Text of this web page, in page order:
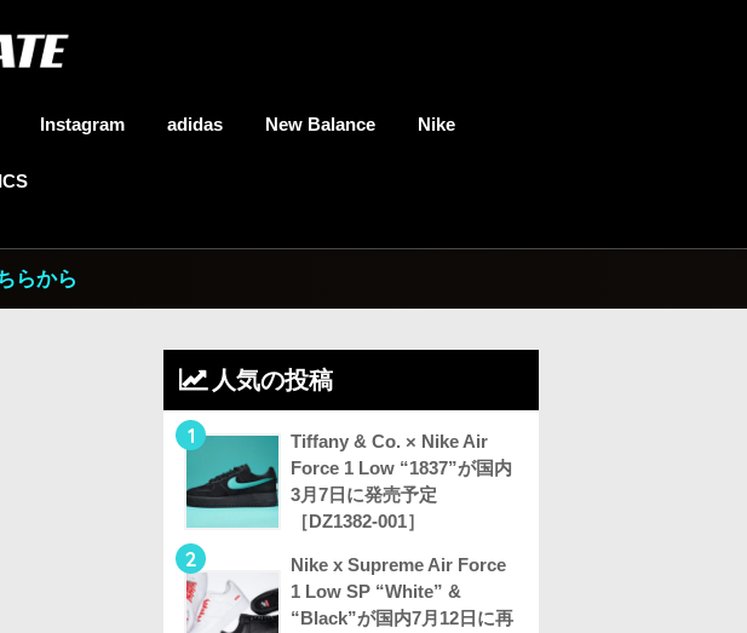
Instagram adidas New Balance Nike
らから
人気の投稿
1
Tiffany & Co. × Nike Air
Force 1 Low “1837”が国内
3月7日に発売予定
［DZ1382-001］
2
Nike x Supreme Air Force
1 Low SP “White” &
“Black”が国内7月12日に再